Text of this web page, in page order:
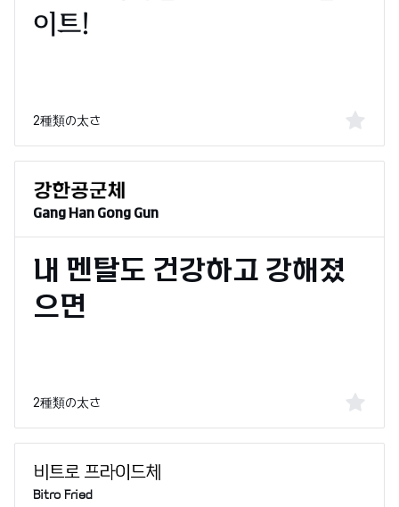
2種類の太さ
Gang Han Gong Gun
2種類の太さ
Bitro Fried